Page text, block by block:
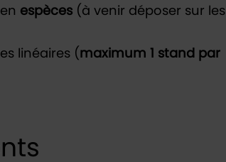
espèces (à venir déposer sur les
linéaires ( maximum 1 stand par